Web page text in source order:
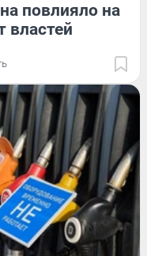
повлияло на
властей